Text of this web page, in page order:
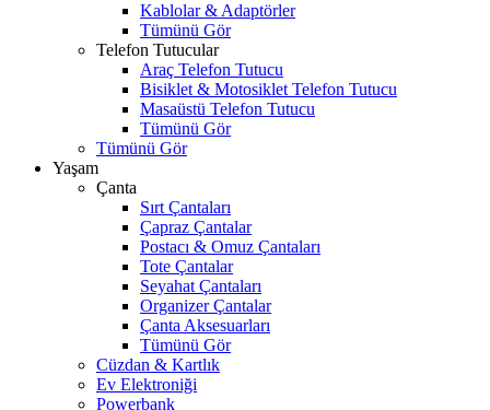
Kablolar & Adaptörler
Tümünü Gör
Telefon Tutucular
Araç Telefon Tutucu
Bisiklet & Motosiklet Telefon Tutucu
Masaüstü Telefon Tutucu
Tümünü Gör
Tümünü Gör
Yaşam
Çanta
Sırt Çantaları
Çapraz Çantalar
Postacı & Omuz Çantaları
Tote Çantalar
Seyahat Çantaları
Organizer Çantalar
Çanta Aksesuarları
Tümünü Gör
Cüzdan & Kartlık
Ev Elektroniği
Powerbank